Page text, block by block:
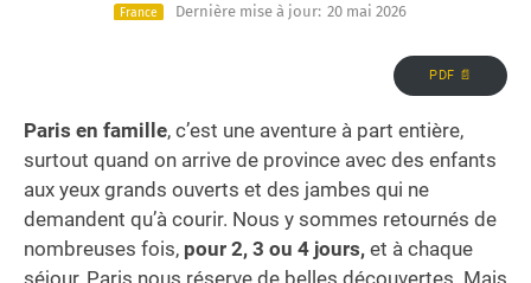
France Dernière mise à jour: 20 mai 2026
PDF 📄
Paris en famille, c’est une aventure à part entière,
surtout quand on arrive de province avec des enfants
aux yeux grands ouverts et des jambes qui ne
demandent qu’à courir. Nous y sommes retournés de
nombreuses fois, pour 2, 3 ou 4 jours, et à chaque